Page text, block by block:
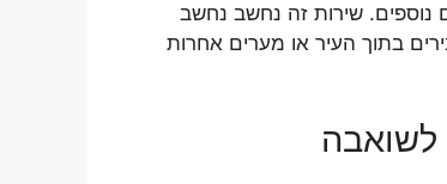
נוספים. שירות זה נחשב נחשב
בתוך העיר או מערים אחרות
לשואבה